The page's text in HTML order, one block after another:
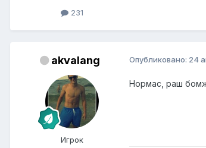
231
akvalang
Игрок
Опубликовано: 24
Нормас, раш